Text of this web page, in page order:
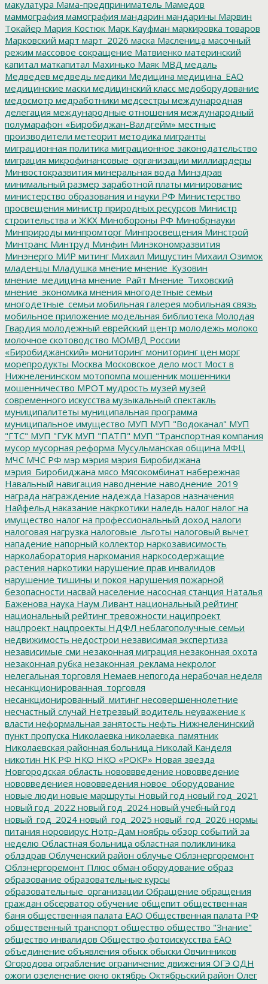
макулатура Мама-предприниматель Мамедов
маммография мамография мандарин мандарины Марвин
Токайер Мария Костюк Марк Кауфман маркировка товаров
Марковский март март_2026 маска Масленица масочный
режим массовое сокращение Матвиенко материнский
капитал маткапитал Махинько Маяк МВД медаль
Медведев медведь медики Медицина медицина_ЕАО
медицинские маски медицинский класс медоборудование
медосмотр медработники медсестры международная
делегация международные отношения международный
полумарафон «Биробиджан-Валдгейм» местные
производители метеорит методика мигранты
миграционная политика миграционное законодательство
миграция микрофинансовые_организации миллиардеры
Минвостокразвития минеральная вода Минздрав
минимальный размер заработной платы минирование
министерство образования и науки РФ Министерство
просвещения министр природных ресурсов Министр
строительства и ЖКХ Минобороны РФ Минобрнауки
Минприроды минпромторг Минпросвещения Минстрой
Минтранс Минтруд Минфин Минэкономразвития
Минэнерго МИР митинг Михаил Мишустин Михаил Озимок
младенцы Младушка мнение мнение_Кузовин
мнение_медицина мнение_Райт Мнение_Тиховский
мнение_экономика мнения многодетные семьи
многодетные_семьи мобильная галерея мобильная связь
мобильное приложение модельная библиотека Молодая
Гвардия молодежный еврейский центр молодежь молоко
молочное скотоводство МОМВД России
«Биробиджанский» мониторинг мониторинг цен морг
морепродукты Москва Московское дело мост Мост в
Нижнеленинском мотопомпа мошенник мошенники
мошенничество МРОТ мудрость музей музей
современного искусства музыкальный спектакль
муниципалитеты муниципальная программа
муниципальное имущество МУП МУП "Водоканал" МУП
"ГТС" МУП "ГУК МУП "ПАТП" МУП "Транспортная компания
мусор мусорная реформа Мусульманская община МФЦ
МЧС МЧС РФ мэр мэрия мэрия Биробиджана
мэрия_Биробиджана мясо Мясокомбинат набережная
Навальный навигация наводнение наводнение_2019
награда награждение надежда Назаров назначения
Найфельд наказание накркотики наледь налог налог на
имущество налог на профессиональный доход налоги
налоговая нагрузка налоговые_льготы налоговый вычет
нападение напорный коллектор наркозависимость
нарколаборатория наркомания наркосодержащие
растения наркотики нарушение прав инвалидов
нарушение тишины и покоя нарушения пожарной
безопасности насвай население насосная станция Наталья
Баженова наука Наум Ливант национальный рейтинг
национальный рейтинг тревожности наципроект
нацпроект нацпроекты НДФЛ неблагополучные семьи
недвижимость недострои независимая экспертиза
независимые сми незаконная миграция незаконная охота
незаконная рубка незаконная_реклама некролог
нелегальная торговля Немаев непогода нерабочая неделя
несанкционированная_торговля
несанкционированный_митинг несовершеннолетние
несчастный случай Нетрезвый водитель неуважение к
власти неформальная занятость нефть Нижнеленинский
пункт пропуска Николаевка николаевка_памятник
Николаевская районная больница Николай Канделя
никотин НК РФ НКО НКО «РОКР» Новая звезда
Новгородская область нововвведение нововведение
нововведениея нововведения новое_оборудование
новые люди новые маршруты Новый год новый год_2021
новый год_2022 новый год_2024 новый учебный год
новый_год_2024 новый_год_2025 новый_год_2026 нормы
питания норовирус Нотр-Дам ноябрь обзор событий за
неделю Областная больница областная поликлиника
облздрав Облученский район облучье Облэнергоремонт
Облэнергоремонт Плюс обман оборудование образ
образование образовательные курсы
образовательные_организации Обращение обращения
граждан обсерватор обучение общепит общественная
баня общественная палата ЕАО Общественная палата РФ
общественный транспорт общество общество "Знание"
общество инвалидов Общество фотоискусства ЕАО
объединение объявления обыск обыски Овчинников
Огородова ограбление ограничение движения ОГЭ ОДН
ожоги озеленение окно октябрь Октябрьский район Олег